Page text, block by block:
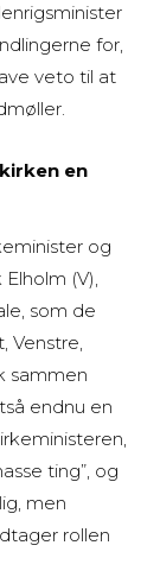
for,
veto til at
en
og
(V),
som de
Venstre,
sammen
endnu en
ting”, og
men
rollen